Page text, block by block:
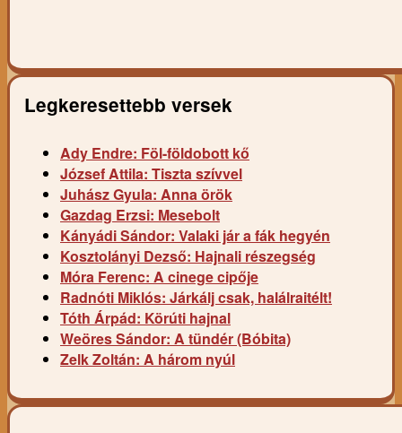
Legkeresettebb versek
Ady Endre: Föl-földobott kő
József Attila: Tiszta szívvel
Juhász Gyula: Anna örök
Gazdag Erzsi: Mesebolt
Kányádi Sándor: Valaki jár a fák hegyén
Kosztolányi Dezső: Hajnali részegség
Móra Ferenc: A cinege cipője
Radnóti Miklós: Járkálj csak, halálraitélt!
Tóth Árpád: Körúti hajnal
Weöres Sándor: A tündér (Bóbita)
Zelk Zoltán: A három nyúl